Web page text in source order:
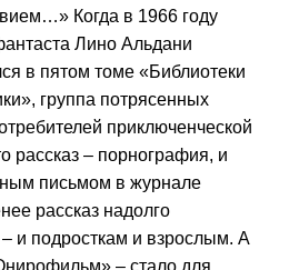
Когда в 1966 году
Лино Альдани
в пятом томе «Библиотеки
группа потрясенных
приключенческой
рассказ – порнография, и
письмом в журнале
рассказ надолго
и подросткам и взрослым. А
– стало для